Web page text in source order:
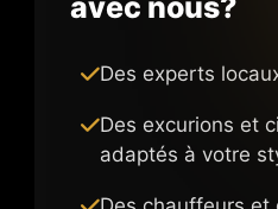
avec nous?
Des experts
Des excurions et
adaptés à votre